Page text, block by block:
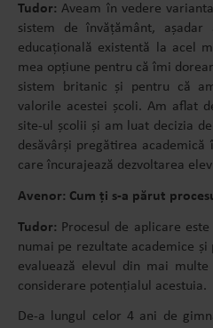
Tudor: Aveam în vedere
sistem de învățământ,
educațională existentă la acel
mea opțiune pentru că îmi
sistem britanic și pentru că
valorile acestei școli. Am aflat
site-ul școlii și am luat decizia
desăvârși pregătirea
care încurajează dezvoltarea
Avenor: Cum ți s-a părut
Tudor: Procesul de aplicare
numai pe rezultate academice
evaluează elevul din mai
considerare potențialul acestuia.
De-a lungul celor 4 ani de